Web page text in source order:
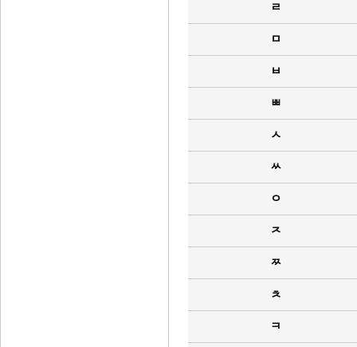
ㄹ
ㅁ
ㅂ
ㅃ
ㅅ
ㅆ
ㅇ
ㅈ
ㅉ
ㅊ
ㅋ